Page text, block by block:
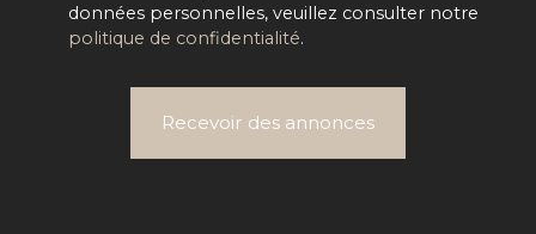
données personnelles, veuillez consulter notre
politique de confidentialité.
Recevoir des annonces